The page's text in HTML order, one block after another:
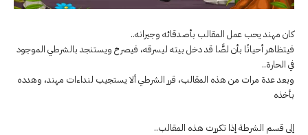
كان مهند يحب عمل المقالب بأصدقائه وجيرانه..
فيتظاهر أحيانًا بأن لصًّا قد دخل بيته ليسرقه، فيصرخ ويستنجد بالشرطي الموجود
في الحارة..
وبعد عدة مرات من هذه المقالب، قرر الشرطي ألا يستجيب لنداءات مهند، وهدده
بأخذه
إلى قسم الشرطة إذا تكررت هذه المقالب..